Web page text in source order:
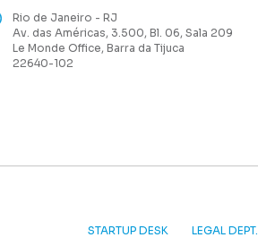
Rio de Janeiro - RJ
Av. das Américas, 3.500, Bl. 06, Sala 209
Le Monde Office, Barra da Tijuca
22640-102
STARTUP DESK LEGAL DEPT.